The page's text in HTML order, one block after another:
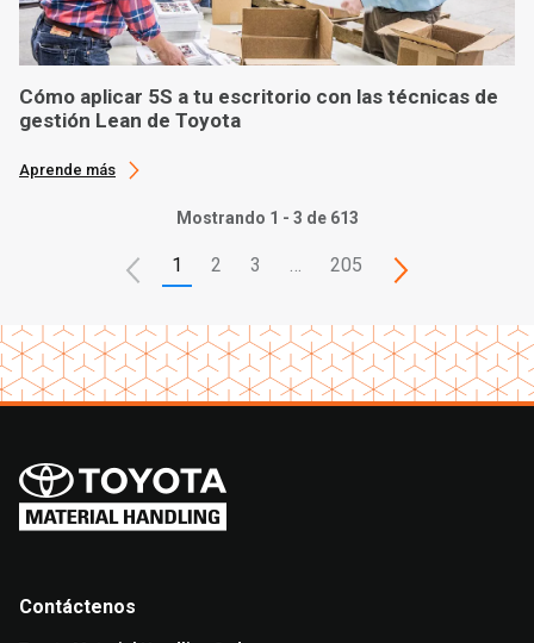
Cómo aplicar 5S a tu escritorio con las técnicas de
gestión Lean de Toyota
Aprende más
Mostrando 1 - 3 de 613
1 2 3 … 205
Contáctenos